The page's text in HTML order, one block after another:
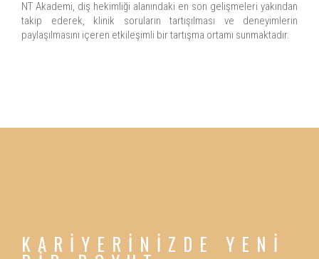
NT Akademi, diş hekimliği alanındaki en son gelişmeleri yakından
takip ederek, klinik soruların tartışılması ve deneyimlerin
paylaşılmasını içeren etkileşimli bir tartışma ortamı sunmaktadır.
KARİYERİNİZDE YENİ